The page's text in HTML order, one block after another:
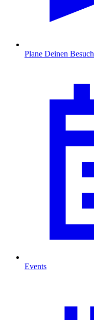
Plane Deinen Besuch
Events